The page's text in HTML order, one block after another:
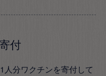
付
分ワクチンを寄付して